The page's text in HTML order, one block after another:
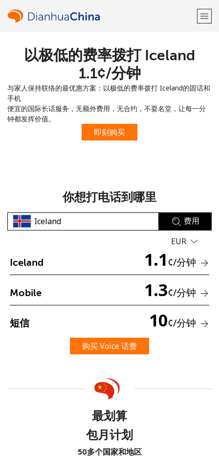
欢迎！
已经有账户了请登录 →
注册使用
未创建密码
至少 8 个字符
一个大写字母和一个小写字母
请保持联系，以便享受我们绝佳的优惠活动。
本人明白，在本网站开设账户，即代表本人同意这些
以极低的费率拨打 Iceland
⁦1.1¢⁩/分钟
与家人保持联络的最优惠方案：以极低的费率拨打 Iceland的固话和
手机
便宜的国际长话服务，无额外费用，无合约，不耍名堂，让每一分
钟都发挥价值。
即刻购买
你想打电话到哪里
费用
EUR
Iceland 1.1 ¢/分钟
Mobile 1.3¢/分钟
短信 10¢/分钟
购买 Voice 话费
最划算
包月计划
50多个国家和地区